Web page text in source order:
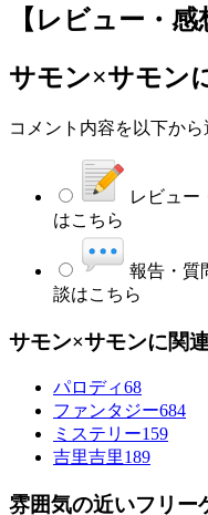
【レビュー・感
サモン×サモン
コメント内容を以下か
レビュー
はこちら
報告・質
談はこちら
サモン×サモンに関
パロディ68
ファンタジー684
ミステリー159
吉里吉里189
雰囲気の近いフリー